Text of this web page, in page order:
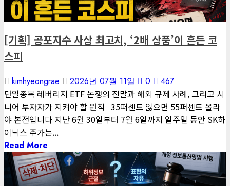
편집장 칼럼
[기획] 공포지수 사상 최고치, ‘2배 상품’이 흔든 코
스피
kimhyeongrae 2026년 07월 11일 0 467
단일종목 레버리지 ETF 논쟁의 전말과 해외 규제 사례, 그리고 시
니어 투자자가 지켜야 할 원칙 35퍼센트 잃으면 55퍼센트 올라
야 본전입니다 지난 6월 30일부터 7월 6일까지 일주일 동안 SK하
이닉스 주가는...
Read More
3 minutes read
게재된 글